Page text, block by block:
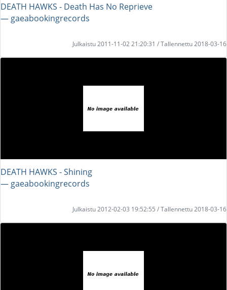
DEATH HAWKS - Death Has No Reprieve
― gaeabookingrecords
Julkaistu 2011-11-02 21:20:31 / Tallennettu 2018-03-16
DEATH HAWKS - Shining
― gaeabookingrecords
Julkaistu 2012-02-03 19:52:55 / Tallennettu 2018-03-16